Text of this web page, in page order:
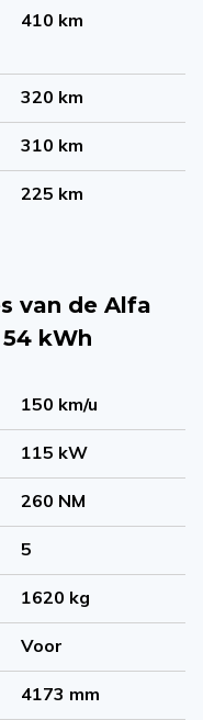
410 km
320 km
310 km
225 km
van de Alfa
kWh
150 km/u
115 kW
260 NM
5
1620 kg
Voor
4173 mm